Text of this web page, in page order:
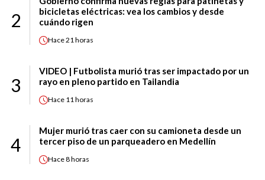
2
bicicletas eléctricas: vea los cambios y desde
cuándo rigen
Hace21 horas
3
VIDEO | Futbolista murió tras ser impactado por un
rayo en pleno partido en Tailandia
Hace 11 horas
4
Mujer murió tras caer con su camioneta desde un
tercer piso de un parqueadero en Medellín
Hace8 horas